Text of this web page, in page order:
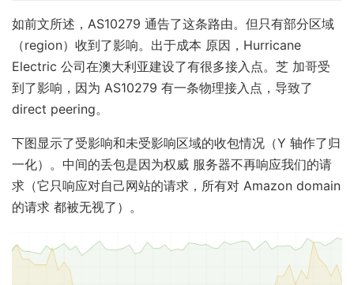
如前文所述，AS10279 通告了这条路由。但只有部分区域
（region）收到了影响。出于成本 原因，Hurricane
Electric 公司在澳大利亚建设了有很多接入点。芝 加哥受
到了影响，因为 AS10279 有一条物理接入点，导致了
direct peering。
下图显示了受影响和未受影响区域的收包情况（Y 轴作了归
一化）。中间的丢包是因为权威 服务器不再响应我们的请
求（它只响应对自己网站的请求，所有对 Amazon domain
的请求 都被无视了）。